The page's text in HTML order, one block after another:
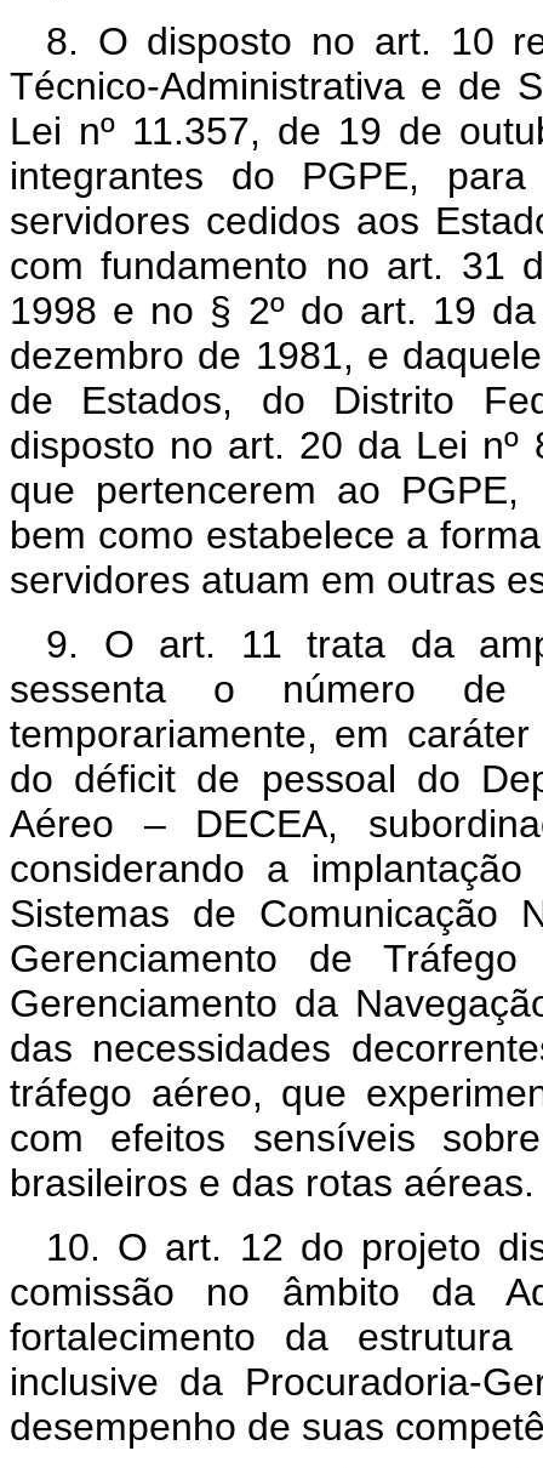
8. O disposto no art. 10
Técnico-Administrativa e de
Lei nº 11.357, de 19 de
integrantes do PGPE,
servidores cedidos aos
com fundamento no art. 31
1998 e no § 2º do art. 19
dezembro de 1981, e
de Estados, do Distrito
disposto no art. 20 da Lei
que pertencerem ao PGPE,
bem como estabelece a
servidores atuam em outras
9. O art. 11 trata da
sessenta o número de
temporariamente, em
do déficit de pessoal do
Aéreo – DECEA,
considerando a
Sistemas de Comunicação
Gerenciamento de
Gerenciamento da
das necessidades
tráfego aéreo, que
com efeitos sensíveis
brasileiros e das rotas aéreas.
10. O art. 12 do projeto
comissão no âmbito da
fortalecimento da
inclusive da Procuradoria-
desempenho de suas